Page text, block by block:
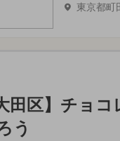
東京都町
田区】チョ
う